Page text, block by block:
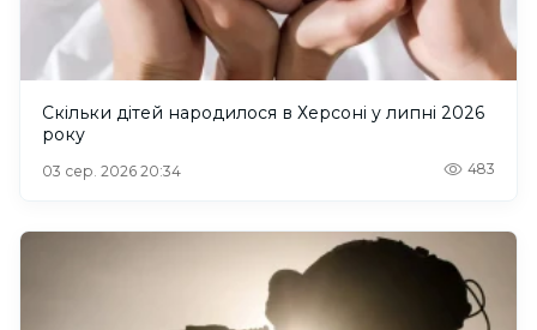
Скільки дітей народилося в Херсоні у липні 2026
року
03 сер. 2026 20:34 483